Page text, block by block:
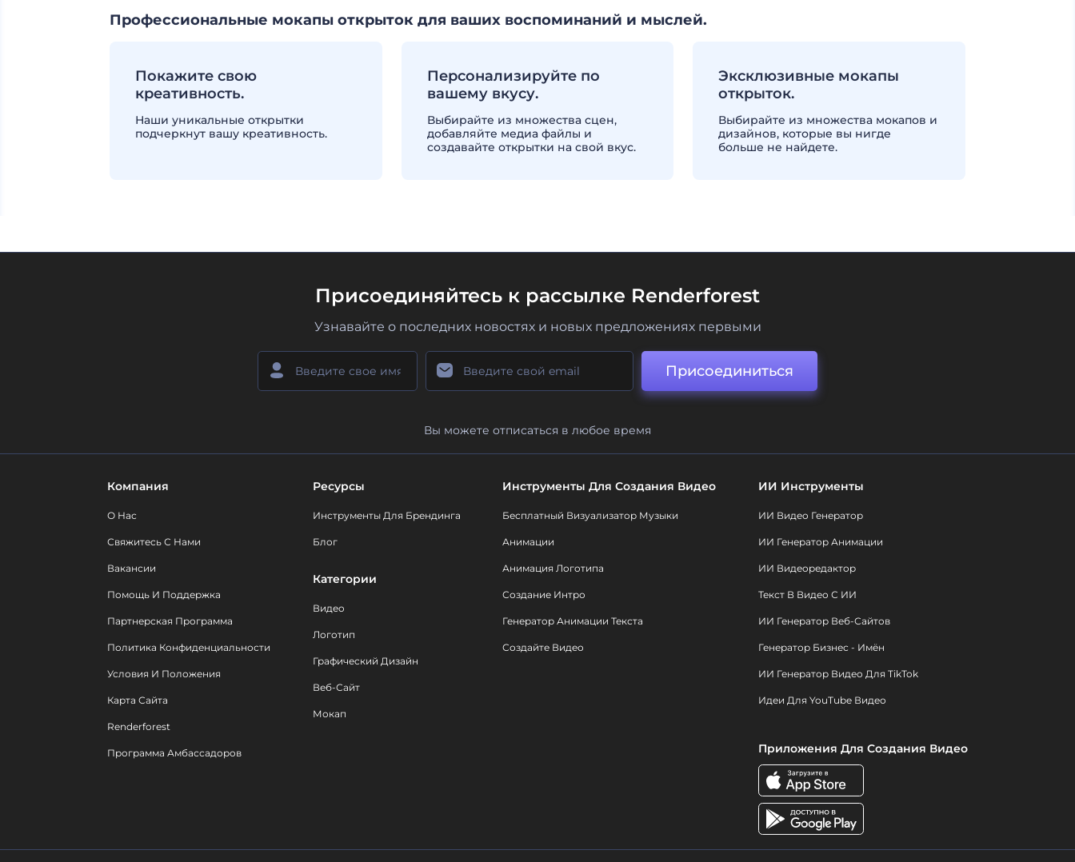
Профессиональные мокапы открыток для ваших воспоминаний и мыслей.
Покажите свою
креативность.
Наши уникальные открытки
подчеркнут вашу креативность.
Персонализируйте по
вашему вкусу.
Выбирайте из множества сцен,
добавляйте медиа файлы и
создавайте открытки на свой вкус.
Эксклюзивные мокапы
открыток.
Выбирайте из множества мокапов и
дизайнов, которые вы нигде
больше не найдете.
Присоединяйтесь к рассылке Renderforest
Узнавайте о последних новостях и новых предложениях первыми
Присоединиться
Вы можете отписаться в любое время
Компания
О Нас
Свяжитесь С Нами
Вакансии
Помощь И Поддержка
Партнерская Программа
Политика Конфиденциальности
Условия И Положения
Карта Сайта
Renderforest
Программа Амбассадоров
Ресурсы
Инструменты Для Брендинга
Блог
Категории
Видео
Логотип
Графический Дизайн
Веб-Сайт
Мокап
Инструменты Для Создания Видео
Бесплатный Визуализатор Музыки
Анимации
Анимация Логотипа
Создание Интро
Генератор Анимации Текста
Создайте Видео
ИИ Инструменты
ИИ Видео Генератор
ИИ Генератор Анимации
ИИ Видеоредактор
Текст В Видео С ИИ
ИИ Генератор Веб-Сайтов
Генератор Бизнес - Имён
ИИ Генератор Видео Для TikTok
Идеи Для YouTube Видео
Приложения Для Создания Видео